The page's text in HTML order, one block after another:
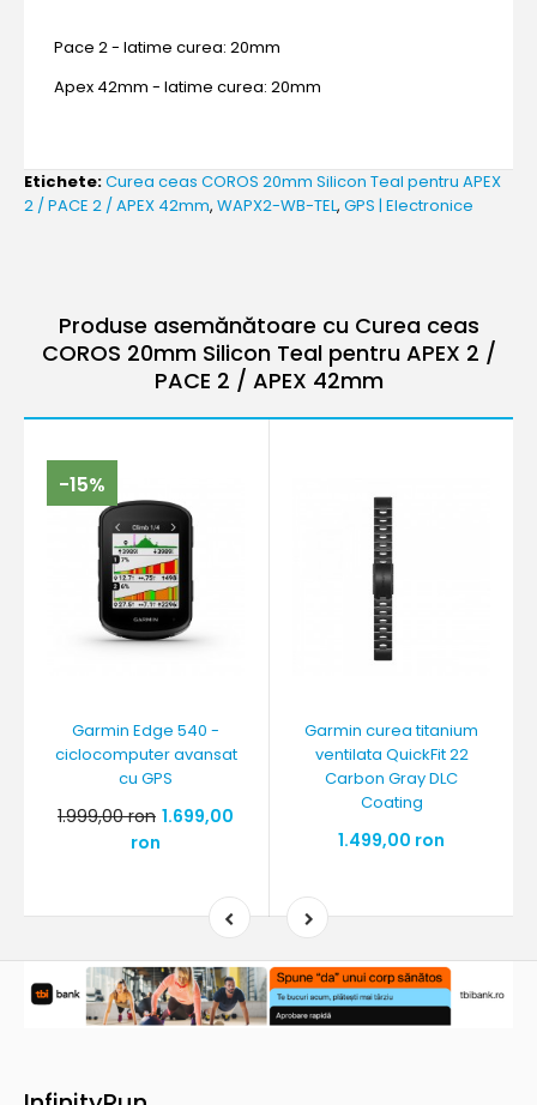
Pace 2 - latime curea: 20mm
Apex 42mm - latime curea: 20mm
Etichete:Curea ceas COROS 20mm Silicon Teal pentru APEX
2 / PACE 2 / APEX 42mm, WAPX2-WB-TEL, GPS | Electronice
Produse asemănătoare cu Curea ceas
COROS 20mm Silicon Teal pentru APEX 2 /
PACE 2 / APEX 42mm
-15%
Garmin Edge 540 -
ciclocomputer avansat
cu GPS
1.999,00 ron 1.699,00
ron
Garmin curea titanium
ventilata QuickFit 22
Carbon Gray DLC
Coating
1.499,00 ron